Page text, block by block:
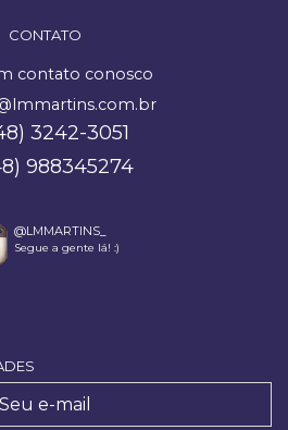
CONTATO
contato conosco
3242-3051
988345274
@LMMARTINS_
Segue a gente lá! :)